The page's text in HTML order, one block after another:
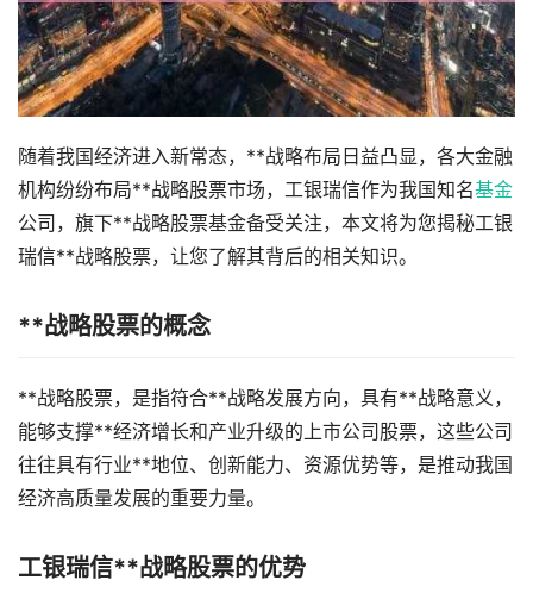
随着我国经济进入新常态，**战略布局日益凸显，各大金融
机构纷纷布局**战略股票市场，工银瑞信作为我国知名基金
公司，旗下**战略股票基金备受关注，本文将为您揭秘工银
瑞信**战略股票，让您了解其背后的相关知识。
**战略股票的概念
**战略股票，是指符合**战略发展方向，具有**战略意义，
能够支撑**经济增长和产业升级的上市公司股票，这些公司
往往具有行业**地位、创新能力、资源优势等，是推动我国
经济高质量发展的重要力量。
工银瑞信**战略股票的优势